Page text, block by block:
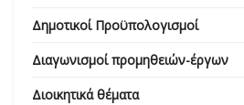
Δημοτικοί Προϋπολογισμοί
Διαγωνισμοί προμηθειών-έργων
Διοικητικά θέματα